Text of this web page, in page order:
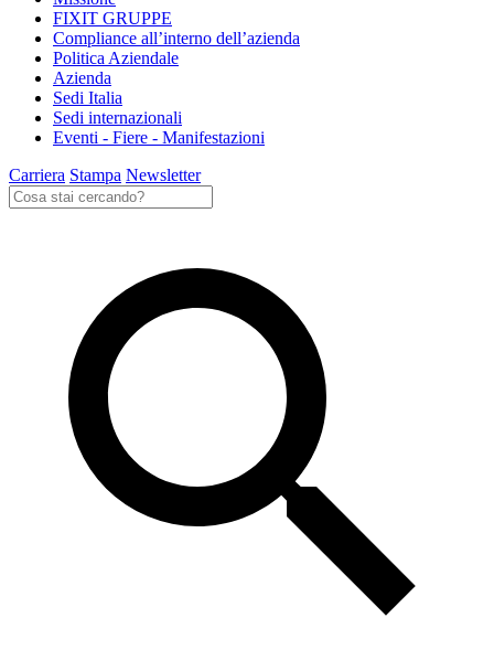
FIXIT GRUPPE
Compliance all’interno dell’azienda
Politica Aziendale
Azienda
Sedi Italia
Sedi internazionali
Eventi - Fiere - Manifestazioni
Carriera Stampa Newsletter